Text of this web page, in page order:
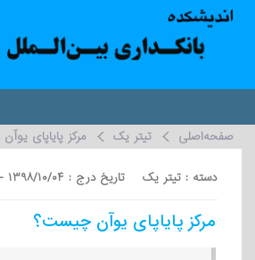
صفحه‌اصلی تیتر یک مرکز پایاپای
دسته : تیتر یک تاریخ درج : ۱۳۹۸/۱۰/۰۴ - ۱۸:۵۸
مرکز پایاپای یوآن چیست؟